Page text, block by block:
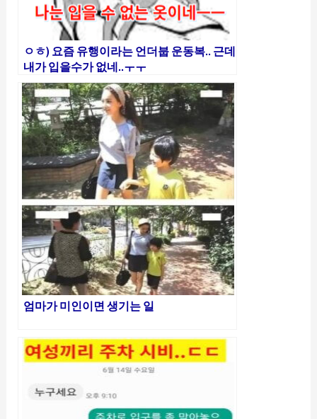
ㅇㅎ) 요즘 유행이라는 언더붑 운동복.. 근데
내가 입을수가 없네..ㅜㅜ
엄마가 미인이면 생기는 일